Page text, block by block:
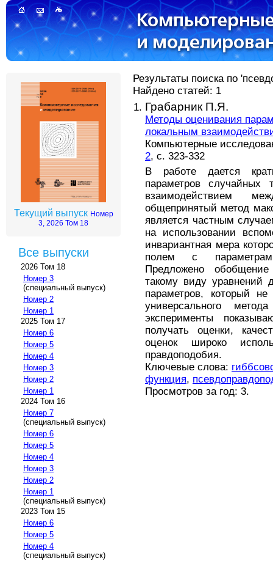
Текущий выпуск Номер
3, 2026 Том 18
Все выпуски
2026 Том 18
Номер 3
(специальный выпуск)
Номер 2
Номер 1
2025 Том 17
Номер 6
Номер 5
Номер 4
Номер 3
Номер 2
Номер 1
2024 Том 16
Номер 7
(специальный выпуск)
Номер 6
Номер 5
Номер 4
Номер 3
Номер 2
Номер 1
(специальный выпуск)
2023 Том 15
Номер 6
Номер 5
Номер 4
(специальный выпуск)
Результаты поиска по
Найдено статей: 1
Грабарник П.Я.
Методы оценивания
локальным
Компьютерные
2, с. 323-332
В работе дается
параметров случайных
взаимодействием
общепринятый метод
является частным
на использовании
инвариантная мера
полем с
Предложено
такому виду уравнений
параметров, который
универсального
эксперименты
получать оценки,
оценок широко
правдоподобия.
Ключевые слова:
функция,
Просмотров за год: 3.